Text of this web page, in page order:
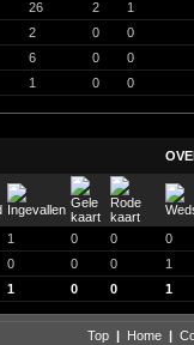
26 2
1
2 0
0
6 0
0
1 0 0
1 0 0
0
0 0 0
1
1 0 0 1
Top | Home |